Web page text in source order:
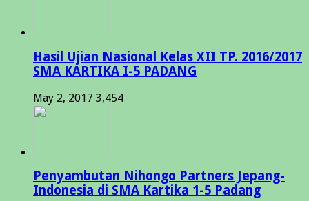
Hasil Ujian Nasional Kelas XII TP. 2016/2017
SMA KARTIKA I-5 PADANG
May 2, 2017 3,454
Penyambutan Nihongo Partners Jepang-
Indonesia di SMA Kartika 1-5 Padang